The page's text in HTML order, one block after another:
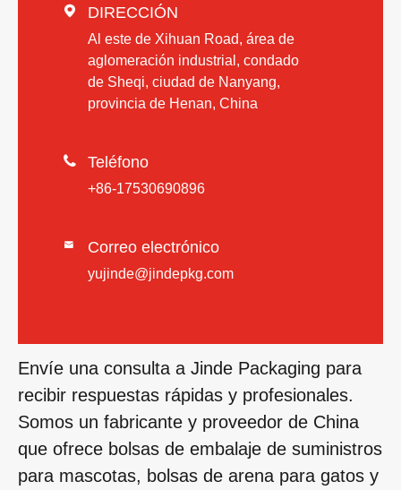
 DIRECCIÓN
Al este de Xihuan Road, área de
aglomeración industrial, condado
de Sheqi, ciudad de Nanyang,
provincia de Henan, China
 Teléfono
+86-17530690896
 Correo electrónico
yujinde@jindepkg.com
Envíe una consulta a Jinde Packaging para
recibir respuestas rápidas y profesionales.
Somos un fabricante y proveedor de China
que ofrece bolsas de embalaje de suministros
para mascotas, bolsas de arena para gatos y